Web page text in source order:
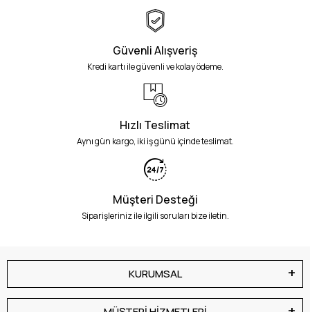
Güvenli Alışveriş
Kredi kartı ile güvenli ve kolay ödeme.
Hızlı Teslimat
Aynı gün kargo, iki iş günü içinde teslimat.
Müşteri Desteği
Siparişleriniz ile ilgili soruları bize iletin.
KURUMSAL